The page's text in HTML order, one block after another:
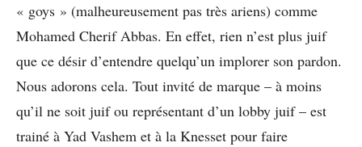
« goys » (malheureusement pas très ariens) comme
Mohamed Cherif Abbas. En effet, rien n’est plus juif
que ce désir d’entendre quelqu’un implorer son pardon.
Nous adorons cela. Tout invité de marque – à moins
qu’il ne soit juif ou représentant d’un lobby juif – est
trainé à Yad Vashem et à la Knesset pour faire